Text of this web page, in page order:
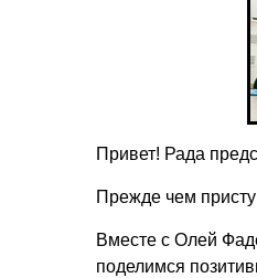
Привет! Рада
Прежде чем
Вместе с Олей
поделимся